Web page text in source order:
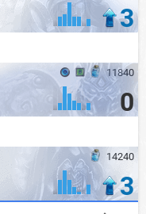
3
11840
0
14240
3